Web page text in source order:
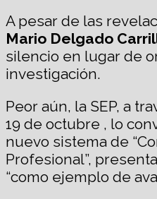
A pesar de las
Mario Delgado
silencio en lugar de
investigación.
Peor aún, la SEP, a
19 de octubre , lo
nuevo sistema de
Profesional”,
“como ejemplo de